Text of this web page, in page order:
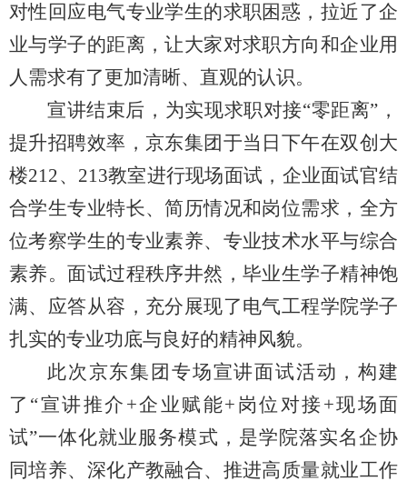
对性回应电气专业学生的求职困惑，拉近了企
业与学子的距离，让大家对求职方向和企业用
人需求有了更加清晰、直观的认识。
宣讲结束后，为实现求职对接“零距离”，
提升招聘效率，京东集团于当日下午在双创大
楼212、213教室进行现场面试，企业面试官结
合学生专业特长、简历情况和岗位需求，全方
位考察学生的专业素养、专业技术水平与综合
素养。面试过程秩序井然，毕业生学子精神饱
满、应答从容，充分展现了电气工程学院学子
扎实的专业功底与良好的精神风貌。
此次京东集团专场宣讲面试活动，构建
了“宣讲推介+企业赋能+岗位对接+现场面
试”一体化就业服务模式，是学院落实名企协
同培养、深化产教融合、推进高质量就业工作